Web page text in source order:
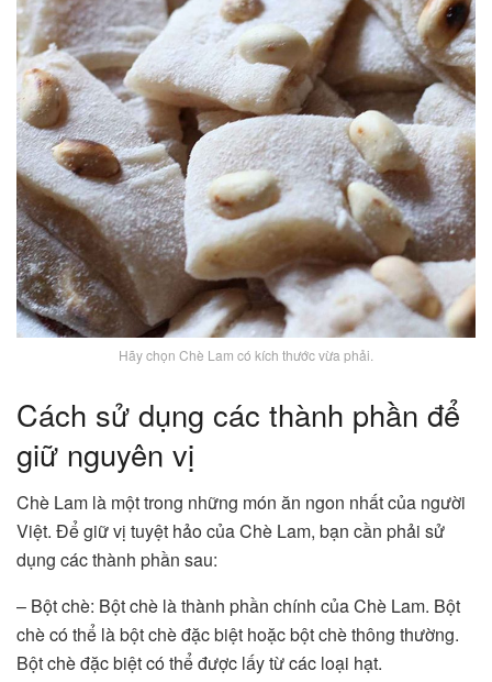
Hãy chọn Chè Lam có kích thước vừa phải.
Cách sử dụng các thành phần để
giữ nguyên vị
Chè Lam là một trong những món ăn ngon nhất của người
Việt. Để giữ vị tuyệt hảo của Chè Lam, bạn cần phải sử
dụng các thành phần sau:
– Bột chè: Bột chè là thành phần chính của Chè Lam. Bột
chè có thể là bột chè đặc biệt hoặc bột chè thông thường.
Bột chè đặc biệt có thể được lấy từ các loại hạt.